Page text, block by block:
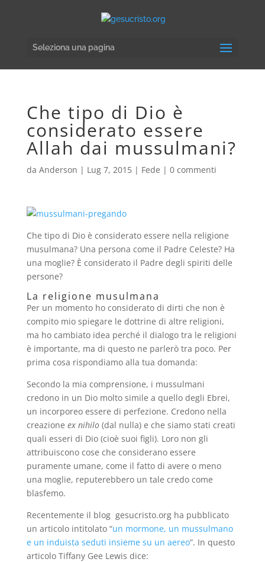
Seleziona una pagina
Che tipo di Dio è
considerato essere
Allah dai mussulmani?
da Anderson | Lug 7, 2015| Fede | 0 commenti
Che tipo di Dio è considerato essere nella religione
musulmana? Una persona come il Padre Celeste? Ha
una moglie? È considerato il Padre degli spiriti delle
persone?
La religione musulmana
Per un momento ho considerato di dirti che non è
compito mio spiegare le dottrine di altre religioni,
ma ho cambiato idea perché il dialogo tra le religioni
è importante, ma di questo ne parlerò tra poco. Per
prima cosa rispondiamo alla tua domanda:
Secondo la mia comprensione, i mussulmani
credono in un Dio molto simile a quello degli Ebrei,
un incorporeo essere di perfezione. Credono nella
creazione ex nihilo(dal nulla) e che siamo stati creati
quali esseri di Dio (cioè suoi figli). Loro non gli
attribuiscono cose che considerano essere
puramente umane, come il fatto di avere o meno
una moglie, reputerebbero un tale credo come
blasfemo.
Recentemente il blog gesucristo.org ha pubblicato
un articolo intitolato “un mormone, un mussulmano
e un induista seduti insieme su un aereo”. In questo
articolo Tiffany Gee Lewis dice: